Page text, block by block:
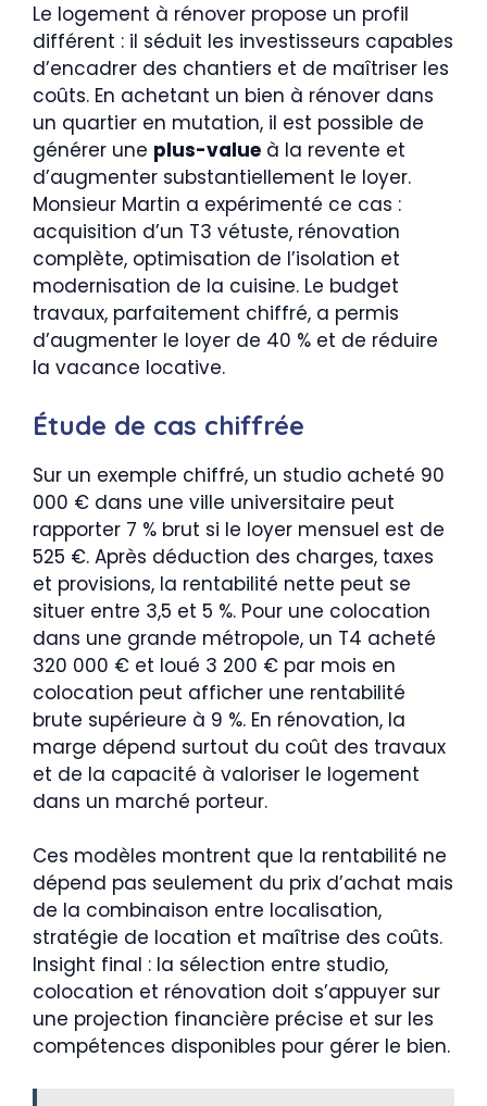
Le logement à rénover propose un profil
différent : il séduit les investisseurs capables
d’encadrer des chantiers et de maîtriser les
coûts. En achetant un bien à rénover dans
un quartier en mutation, il est possible de
générer une plus-value à la revente et
d’augmenter substantiellement le loyer.
Monsieur Martin a expérimenté ce cas :
acquisition d’un T3 vétuste, rénovation
complète, optimisation de l’isolation et
modernisation de la cuisine. Le budget
travaux, parfaitement chiffré, a permis
d’augmenter le loyer de 40 % et de réduire
la vacance locative.
Étude de cas chiffrée
Sur un exemple chiffré, un studio acheté 90
000 € dans une ville universitaire peut
rapporter 7 % brut si le loyer mensuel est de
525 €. Après déduction des charges, taxes
et provisions, la rentabilité nette peut se
situer entre 3,5 et 5 %. Pour une colocation
dans une grande métropole, un T4 acheté
320 000 € et loué 3 200 € par mois en
colocation peut afficher une rentabilité
brute supérieure à 9 %. En rénovation, la
marge dépend surtout du coût des travaux
et de la capacité à valoriser le logement
dans un marché porteur.
Ces modèles montrent que la rentabilité ne
dépend pas seulement du prix d’achat mais
de la combinaison entre localisation,
stratégie de location et maîtrise des coûts.
Insight final : la sélection entre studio,
colocation et rénovation doit s’appuyer sur
une projection financière précise et sur les
compétences disponibles pour gérer le bien.